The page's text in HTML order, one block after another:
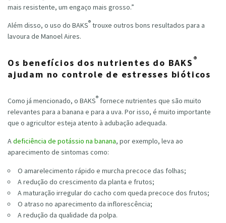
mais resistente, um engaço mais grosso.”
Além disso, o uso do BAKS® trouxe outros bons resultados para a
lavoura de Manoel Aires.
Os benefícios dos nutrientes do BAKS ®
ajudam no controle de estresses bióticos
Como já mencionado, o BAKS® fornece nutrientes que são muito
relevantes para a banana e para a uva. Por isso, é muito importante
que o agricultor esteja atento à adubação adequada.
Adeficiência de potássio na banana, por exemplo, leva ao
aparecimento de sintomas como:
O amarelecimento rápido e murcha precoce das folhas;
A redução do crescimento da planta e frutos;
A maturação irregular do cacho com queda precoce dos frutos;
O atraso no aparecimento da inflorescência;
A redução da qualidade da polpa.